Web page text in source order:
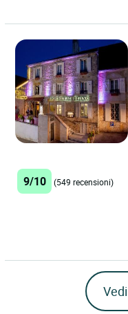
9/10 (549 recensioni)